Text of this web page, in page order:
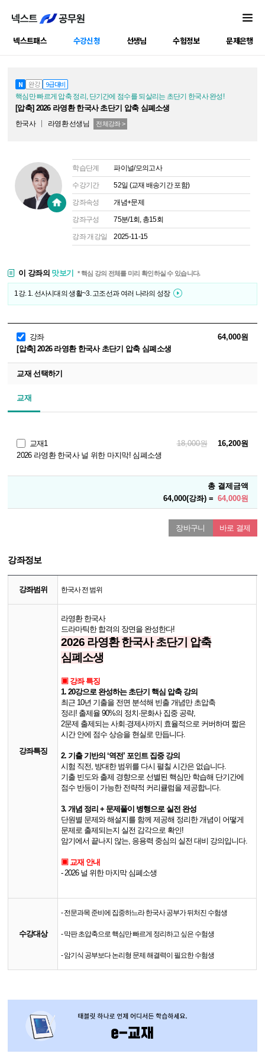
넥스트패스 수강신청 선생님 수험정보 문제은행
N 완강 9급대비
핵심만 빠르게 압축 정리, 단기간에 점수를 되살리는 초단기 한국사 완성!
[압축] 2026 라영환 한국사 초단기 압축 심폐소생
한국사 라영환선생님 전체강좌 >
학습단계 파이널/모의고사
수강기간 52일 (교재 배송기간 포함)
강좌속성 개념+문제
강좌구성 75분/1회, 총15회
강좌 개강일 2025-11-15
이 강좌의 맛보기 * 핵심 강의 전체를 미리 확인하실 수 있습니다.
1강. 1. 선사시대의 생활~3. 고조선과 여러 나라의 성장
강좌
[압축] 2026 라영환 한국사 초단기 압축 심폐소생
64,000원
교재 선택하기
교재
교재1
2026 라영환 한국사 널 위한 마지막! 심폐소생
18,000원 16,200원
총 결제금액
64,000(강좌) = 64,000원
장바구니 바로 결제
강좌정보
강좌범위 한국사 전 범위
강좌특징
라영환 한국사
드라마틱한 합격의 장면을 완성한다!
2026 라영환 한국사 초단기 압축
심폐소생
▣ 강좌 특징
1. 20강으로 완성하는 초단기 핵심 압축 강의
최근 10년 기출을 전면 분석해 빈출 개념만 초압축
정리! 출제율 90%의 정치·문화사 집중 공략,
2문제 출제되는 사회·경제사까지 효율적으로 커버하며 짧은
시간 안에 점수 상승을 현실로 만듭니다.
2. 기출 기반의 ‘역전’ 포인트 집중 강의
시험 직전, 방대한 범위를 다시 펼칠 시간은 없습니다.
기출 빈도와 출제 경향으로 선별된 핵심만 학습해 단기간에
점수 반등이 가능한 전략적 커리큘럼을 제공합니다.
3. 개념 정리 + 문제풀이 병행으로 실전 완성
단원별 문제와 해설지를 함께 제공해 정리한 개념이 어떻게
문제로 출제되는지 실전 감각으로 확인!
암기에서 끝나지 않는, 응용력 중심의 실전 대비 강의입니다.
▣ 교재 안내
- 2026 널 위한 마지막 심폐소생
수강대상
- 전문과목 준비에 집중하느라 한국사 공부가 뒤처진 수험생
- 막판 초압축으로 핵심만 빠르게 정리하고 싶은 수험생
- 암기식 공부보다 논리형 문제 해결력이 필요한 수험생